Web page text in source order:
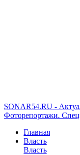
SONAR54.RU -
Фоторепортажи.
Главная
Власть
Власть